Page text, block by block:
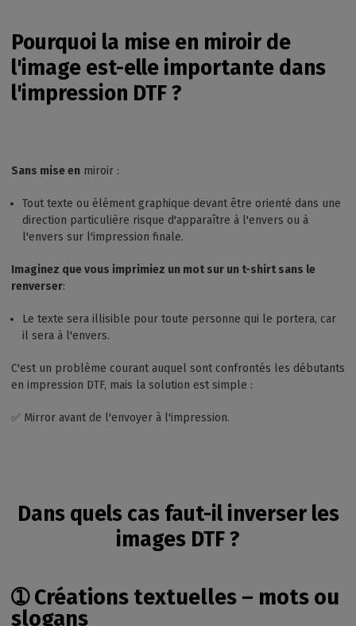
Pourquoi la mise en miroir de
l'image est-elle importante dans
l'impression DTF ?
Sans mise en miroir :
Tout texte ou élément graphique devant être orienté dans une
direction particulière risque d'apparaître à l'envers ou à
l'envers sur l'impression finale.
Imaginez que vous imprimiez un mot sur un t-shirt sans le
renverser:
Le texte sera illisible pour toute personne qui le portera, car
il sera à l'envers.
C'est un problème courant auquel sont confrontés les débutants
en impression DTF, mais la solution est simple :
✅ Mirror avant de l'envoyer à l'impression.
Dans quels cas faut-il inverser les
images DTF ?
➀Créations textuelles – mots ou
slogans